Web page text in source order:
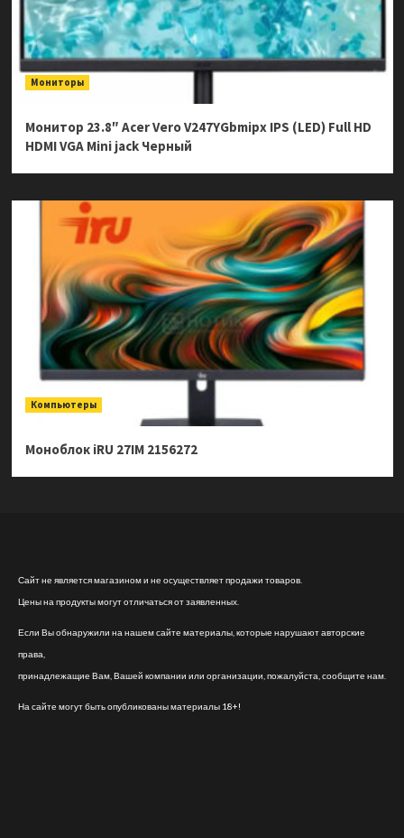
Мониторы
Монитор 23.8″ Acer Vero V247YGbmipx IPS (LED) Full HD
HDMI VGA Mini jack Черный
Компьютеры
Моноблок iRU 27IM 2156272
Сайт не является магазином и не осуществляет продажи товаров.
Цены на продукты могут отличаться от заявленных.
Если Вы обнаружили на нашем сайте материалы, которые нарушают авторские
права,
принадлежащие Вам, Вашей компании или организации, пожалуйста, сообщите нам.
На сайте могут быть опубликованы материалы 18+!